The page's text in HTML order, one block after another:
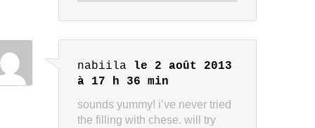
nabiila le 2 août 2013
à 17 h 36 min
sounds yummy! i’ve never tried
the filling with chese. will try